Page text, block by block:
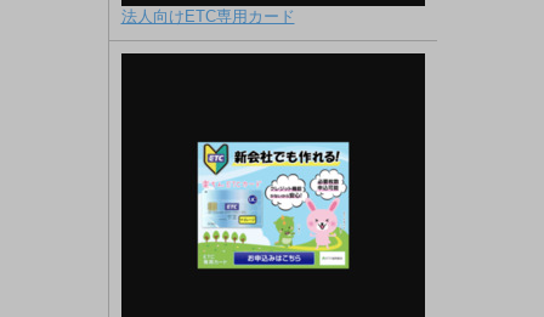
法人向けETC専用カード